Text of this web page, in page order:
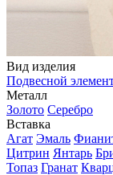
Вид изделия
Подвесной
Металл
Золото Серебро
Вставка
Агат Эмаль
Цитрин Янтарь
Топаз Гранат